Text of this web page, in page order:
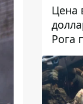
Цена
Рога